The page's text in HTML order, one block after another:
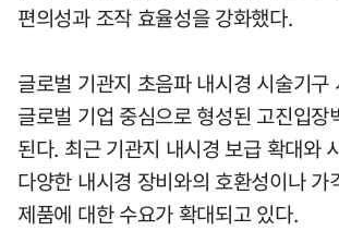
편의성과 조작 효율성을 강화했다.
글로벌 기관지 초음파 내시경 시술기구
글로벌 기업 중심으로 형성된 고진입장
된다. 최근 기관지 내시경 보급 확대와
다양한 내시경 장비와의 호환성이나 가
제품에 대한 수요가 확대되고 있다.